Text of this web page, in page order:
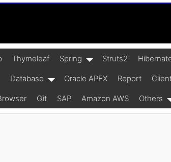
Thymeleaf Spring Struts2
Database Oracle APEX Report
Git SAP Amazon AWS Others